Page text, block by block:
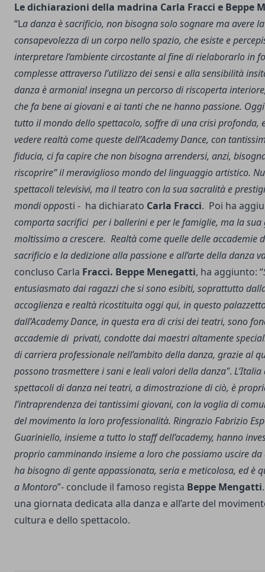
Le dichiarazioni della madrina Carla Fracci e Beppe
“La danza è sacrificio, non bisogna solo sognare ma avere
consapevolezza di un corpo nello spazio, che esiste e
interpretare l’ambiente circostante al fine di rielaborarlo in
complesse attraverso l’utilizzo dei sensi e alla sensibilità
danza è armonia! insegna un percorso di riscoperta
che fa bene ai giovani e ai tanti che ne hanno passione.
tutto il mondo dello spettacolo, soffre di una crisi profonda,
vedere realtà come queste dell’Academy Dance, con
fiducia, ci fa capire che non bisogna arrendersi, anzi,
riscoprire” il meraviglioso mondo del linguaggio artistico.
spettacoli televisivi, ma il teatro con la sua sacralità e
mondi opposti - ha dichiarato Carla Fracci. Poi ha
comporta sacrifici per i ballerini e per le famiglie, ma la
moltissimo a crescere. Realtà come quelle delle accademie
sacrificio e la dedizione alla passione e all’arte della danza
concluso Carla Fracci. Beppe Menegatti, ha aggiunto: “
entusiasmato dai ragazzi che si sono esibiti, soprattutto
accoglienza e realtà ricostituita oggi qui, in questo
dall’Academy Dance, in questa era di crisi dei teatri, sono
accademie di privati, condotte dai maestri altamente
di carriera professionale nell’ambito della danza, grazie al
possono trasmettere i sani e leali valori della danza".
spettacoli di danza nei teatri, a dimostrazione di ciò, è
l’intraprendenza dei tantissimi giovani, con la voglia di
del movimento la loro professionalità. Ringrazio Fabrizio
Guariniello, insieme a tutto lo staff dell’academy, hanno
proprio camminando insieme a loro che possiamo uscire da
ha bisogno di gente appassionata, seria e meticolosa, ed è
a Montoro”- conclude il famoso regista Beppe Mengatti
una giornata dedicata alla danza e all’arte del
cultura e dello spettacolo.